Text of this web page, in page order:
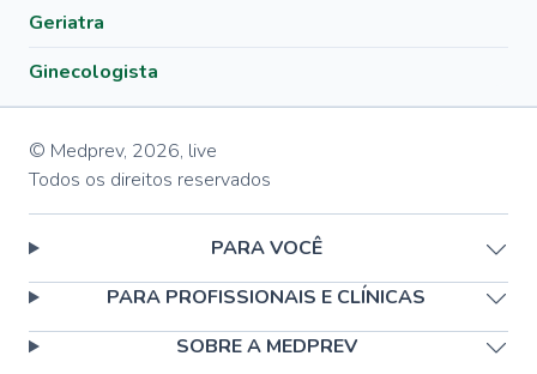
Geriatra
Ginecologista
© Medprev, 2026, live
Todos os direitos reservados
PARA VOCÊ
PARA PROFISSIONAIS E CLÍNICAS
SOBRE A MEDPREV